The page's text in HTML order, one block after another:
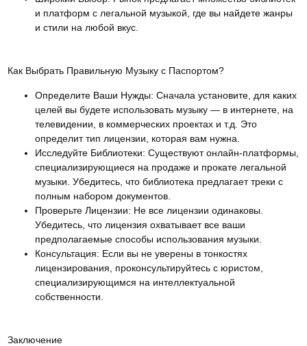
и платформ с легальной музыкой, где вы найдете жанры
и стили на любой вкус.
Как Выбрать Правильную Музыку с Паспортом?
Определите Ваши Нужды: Сначала установите, для каких
целей вы будете использовать музыку — в интернете, на
телевидении, в коммерческих проектах и т.д. Это
определит тип лицензии, которая вам нужна.
Исследуйте Библиотеки: Существуют онлайн-платформы,
специализирующиеся на продаже и прокате легальной
музыки. Убедитесь, что библиотека предлагает треки с
полным набором документов.
Проверьте Лицензии: Не все лицензии одинаковы.
Убедитесь, что лицензия охватывает все ваши
предполагаемые способы использования музыки.
Консультация: Если вы не уверены в тонкостях
лицензирования, проконсультируйтесь с юристом,
специализирующимся на интеллектуальной
собственности.
Заключение